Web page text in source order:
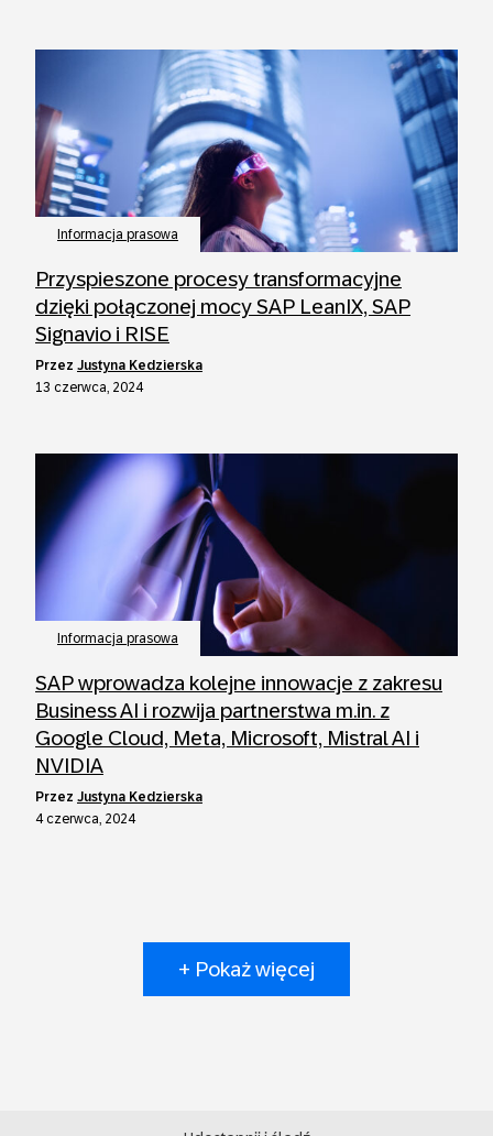
Informacja prasowa
Przyspieszone procesy transformacyjne
dzięki połączonej mocy SAP LeanIX, SAP
Signavio i RISE
przez Justyna Kedzierska
13 czerwca, 2024
Informacja prasowa
SAP wprowadza kolejne innowacje z zakresu
Business AI i rozwija partnerstwa m.in. z
Google Cloud, Meta, Microsoft, Mistral AI i
NVIDIA
przez Justyna Kedzierska
4 czerwca, 2024
+ Pokaż więcej